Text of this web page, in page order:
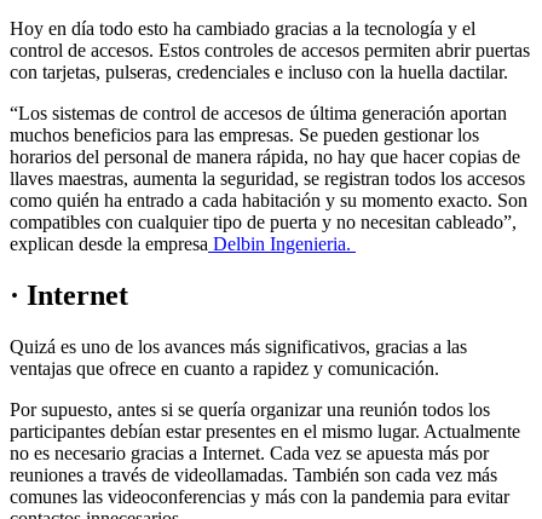
Hoy en día todo esto ha cambiado gracias a la tecnología y el
control de accesos. Estos controles de accesos permiten abrir puertas
con tarjetas, pulseras, credenciales e incluso con la huella dactilar.
“Los sistemas de control de accesos de última generación aportan
muchos beneficios para las empresas. Se pueden gestionar los
horarios del personal de manera rápida, no hay que hacer copias de
llaves maestras, aumenta la seguridad, se registran todos los accesos
como quién ha entrado a cada habitación y su momento exacto. Son
compatibles con cualquier tipo de puerta y no necesitan cableado”,
explican desde la empresa Delbin Ingenieria.
· Internet
Quizá es uno de los avances más significativos, gracias a las
ventajas que ofrece en cuanto a rapidez y comunicación.
Por supuesto, antes si se quería organizar una reunión todos los
participantes debían estar presentes en el mismo lugar. Actualmente
no es necesario gracias a Internet. Cada vez se apuesta más por
reuniones a través de videollamadas. También son cada vez más
comunes las videoconferencias y más con la pandemia para evitar